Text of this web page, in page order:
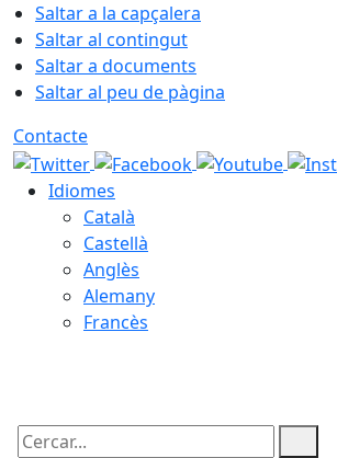
Saltar a la capçalera
Saltar al contingut
Saltar a documents
Saltar al peu de pàgina
Contacte
Idiomes
Català
Castellà
Anglès
Alemany
Francès